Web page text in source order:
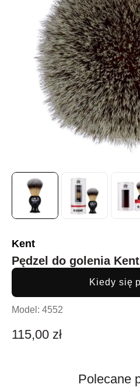
Kent
Pędzel do golenia
Model: 4552
115,00 zł
Kiedy się
Polecane